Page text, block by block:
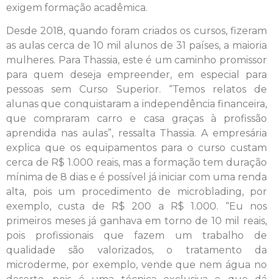
exigem formação acadêmica.
Desde 2018, quando foram criados os cursos, fizeram
as aulas cerca de 10 mil alunos de 31 países, a maioria
mulheres. Para Thassia, este é um caminho promissor
para quem deseja empreender, em especial para
pessoas sem Curso Superior. “Temos relatos de
alunas que conquistaram a independência financeira,
que compraram carro e casa graças à profissão
aprendida nas aulas”, ressalta Thassia. A empresária
explica que os equipamentos para o curso custam
cerca de R$ 1.000 reais, mas a formação tem duração
mínima de 8 dias e é possível já iniciar com uma renda
alta, pois um procedimento de microblading, por
exemplo, custa de R$ 200 a R$ 1.000. “Eu nos
primeiros meses já ganhava em torno de 10 mil reais,
pois profissionais que fazem um trabalho de
qualidade são valorizados, o tratamento da
microderme, por exemplo, vende que nem água no